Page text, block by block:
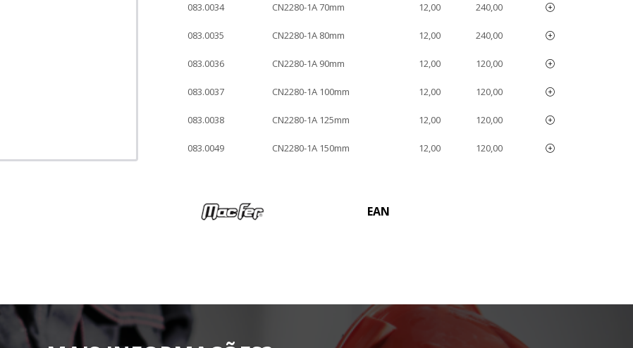
083.0034 CN2280-1A 70mm 12,00 240,00
083.0035 CN2280-1A 80mm 12,00 240,00
083.0036 CN2280-1A 90mm 12,00 120,00
083.0037 CN2280-1A 100mm 12,00 120,00
083.0038 CN2280-1A 125mm 12,00 120,00
083.0049 CN2280-1A 150mm 12,00 120,00
EAN